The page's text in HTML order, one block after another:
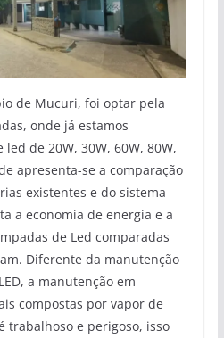
de Mucuri, foi optar pela
onde já estamos
de 20W, 30W, 60W, 80W,
apresenta-se a comparação
existentes e do sistema
a economia de energia e a
de Led comparadas
Diferente da manutenção
a manutenção em
compostas por vapor de
trabalhoso e perigoso, isso